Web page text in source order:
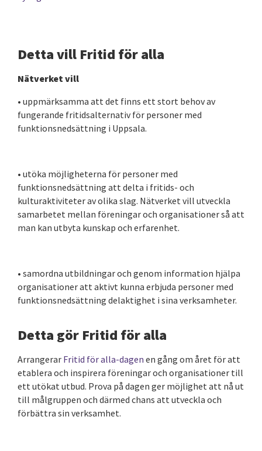
Detta vill Fritid för alla
Nätverket vill
• uppmärksamma att det finns ett stort behov av
fungerande fritidsalternativ för personer med
funktionsnedsättning i Uppsala.
• utöka möjligheterna för personer med
funktionsnedsättning att delta i fritids- och
kulturaktiviteter av olika slag. Nätverket vill utveckla
samarbetet mellan föreningar och organisationer så att
man kan utbyta kunskap och erfarenhet.
• samordna utbildningar och genom information hjälpa
organisationer att aktivt kunna erbjuda personer med
funktionsnedsättning delaktighet i sina verksamheter.
Detta gör Fritid för alla
Arrangerar Fritid för alla-dagen en gång om året för att
etablera och inspirera föreningar och organisationer till
ett utökat utbud. Prova på dagen ger möjlighet att nå ut
till målgruppen och därmed chans att utveckla och
förbättra sin verksamhet.